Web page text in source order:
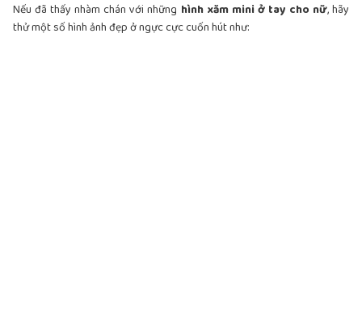
Nếu đã thấy nhàm chán với những hình xăm mini ở tay cho nữ, hãy
thử một số hình ảnh đẹp ở ngực cực cuốn hút như: